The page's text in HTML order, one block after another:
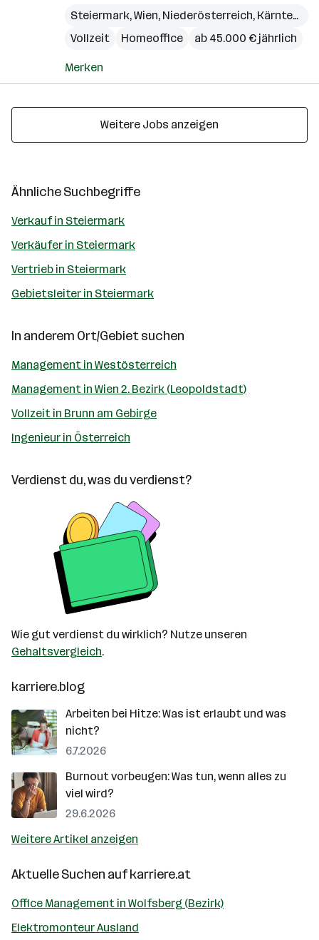
Steiermark,Wien, Niederösterreich, Kärnten
Vollzeit
Homeoffice ab 45.000 € jährlich
Merken
Weitere Jobs anzeigen
Ähnliche Suchbegriffe
Verkauf in Steiermark
Verkäufer in Steiermark
Vertrieb in Steiermark
Gebietsleiter in Steiermark
In anderem Ort/Gebiet suchen
Management in Westösterreich
Management in Wien 2. Bezirk (Leopoldstadt)
Vollzeit in Brunn am Gebirge
Ingenieur in Österreich
Verdienst du, was du verdienst?
Wie gut verdienst du wirklich? Nutze unseren
Gehaltsvergleich.
karriere.blog
Arbeiten bei Hitze: Was ist erlaubt und was
nicht?
6.7.2026
Burnout vorbeugen: Was tun, wenn alles zu
viel wird?
29.6.2026
Weitere Artikel anzeigen
Aktuelle Suchen aufkarriere.at
Office Management in Wolfsberg (Bezirk)
Elektromonteur Ausland